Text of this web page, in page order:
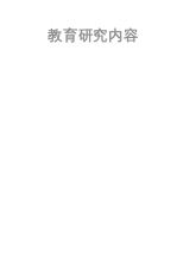
教育研究内容